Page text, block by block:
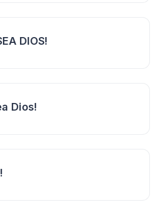
DIOS!
Dios!